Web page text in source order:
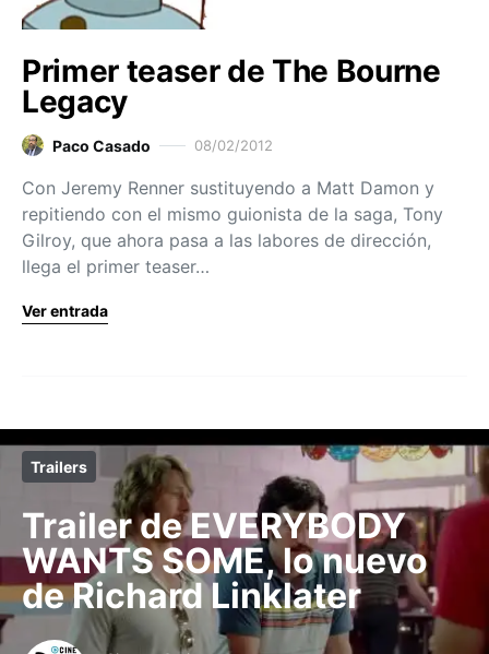
Primer teaser de The Bourne
Legacy
Paco Casado 08/02/2012
Con Jeremy Renner sustituyendo a Matt Damon y
repitiendo con el mismo guionista de la saga, Tony
Gilroy, que ahora pasa a las labores de dirección,
llega el primer teaser…
Ver entrada
Trailers
Trailer de EVERYBODY
WANTS SOME, lo nuevo
de Richard Linklater